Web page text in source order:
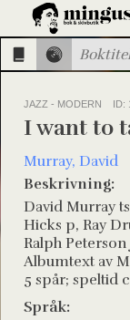
JAZZ - MODERN ID:
I want to
Murray, David
Beskrivning:
David Murray
Hicks p, Ray
Ralph Peterson
Albumtext av
5 spår; speltid
Språk: